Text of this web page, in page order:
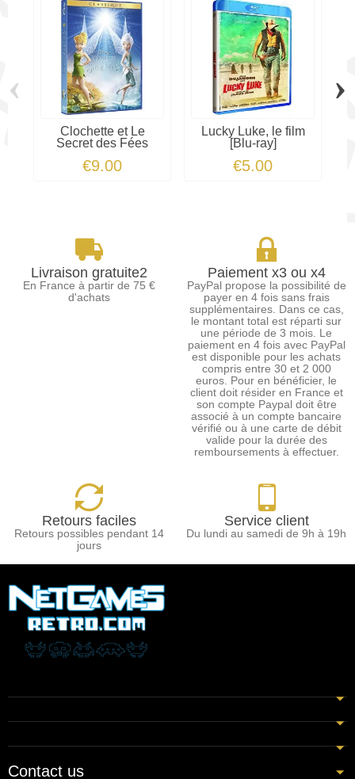
Clochette et Le
Secret des Fées
€9.00
Lucky Luke, le film
[Blu-ray]
€5.00
‹ ›
Livraison gratuite2
En France à partir de 75 €
d'achats
Paiement x3 ou x4
PayPal propose la possibilité de
payer en 4 fois sans frais
supplémentaires. Dans ce cas,
le montant total est réparti sur
une période de 3 mois. Le
paiement en 4 fois avec PayPal
est disponible pour les achats
compris entre 30 et 2 000
euros. Pour en bénéficier, le
client doit résider en France et
son compte Paypal doit être
associé à un compte bancaire
vérifié ou à une carte de débit
valide pour la durée des
remboursements à effectuer.
Retours faciles
Retours possibles pendant 14
jours
Service client
Du lundi au samedi de 9h à 19h
Contact us